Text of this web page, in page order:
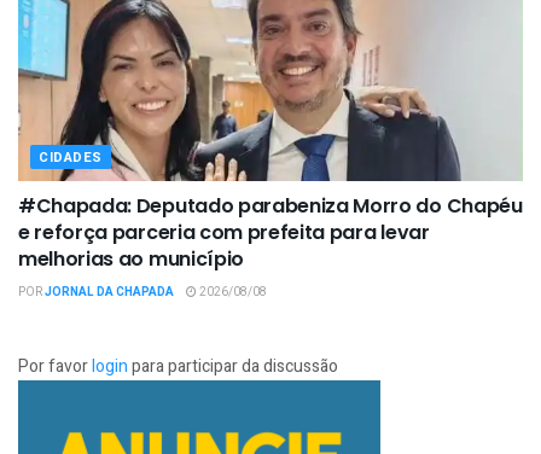
CIDADES
#Chapada: Deputado parabeniza Morro do Chapéu
e reforça parceria com prefeita para levar
melhorias ao município
PORJORNAL DA CHAPADA 2026/08/08
Por favorloginpara participar da discussão